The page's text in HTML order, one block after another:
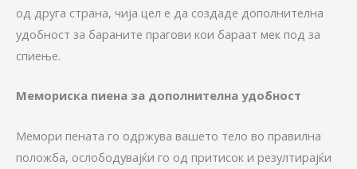
од друга страна, чија цел е да создаде дополнителна
удобност за бараните прагови кои бараат мек под за
спиење.
Мемориска пиена за дополнителна удобност
Мемори пената го одржува вашето тело во правилна
положба, ослободувајќи го од притисок и резултирајќи